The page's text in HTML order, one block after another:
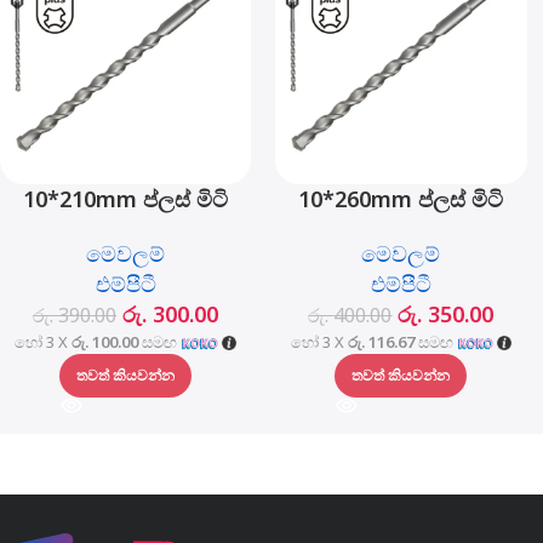
10*210mm ප්ලස් මිටි
10210
මෙවලම්
එම්පීටී
රු.390.00 රු. 300.00
හෝ 3 Xරු. 100.00සමඟ
තවත් කියවන්න
10*260mm ප්ලස් මිටි
10260
මෙවලම්
එම්පීටී
රු.400.00 රු. 350.00
හෝ 3 Xරු. 116.67සමඟ
තවත් කියවන්න